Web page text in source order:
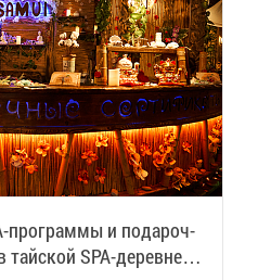
про­грам­мы и по­да­роч­
SPA-де­ревне